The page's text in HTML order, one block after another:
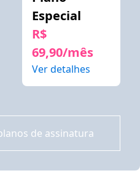
Especial
R$
69,90/mês
Ver detalhes
de assinatura